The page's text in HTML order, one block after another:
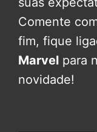
Comente
fim, fique
Marvel para
novidade!